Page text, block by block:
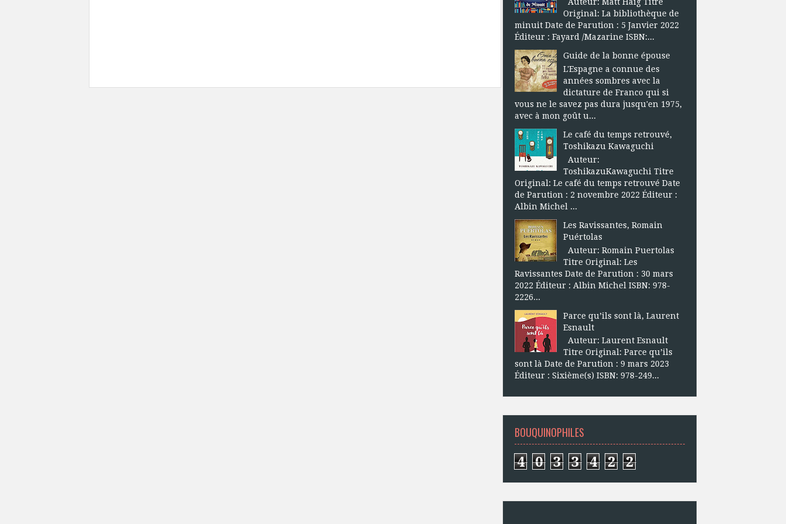
Original: La bibliothèque de
minuit Date de Parution : 5 Janvier 2022
Éditeur : Fayard /Mazarine ISBN:...
Guide de la bonne épouse
L'Espagne a connue des
années sombres avec la
dictature de Franco qui si
vous ne le savez pas dura jusqu'en 1975,
avec à mon goût u...
Le café du temps retrouvé,
Toshikazu Kawaguchi
Auteur:
ToshikazuKawaguchi Titre
Original: Le café du temps retrouvé Date
de Parution : 2 novembre 2022 Éditeur :
Albin Michel ...
Les Ravissantes, Romain
Puértolas
Auteur: Romain Puertolas
Titre Original: Les
Ravissantes Date de Parution : 30 mars
2022 Éditeur : Albin Michel ISBN: 978-
2226...
Parce qu’ils sont là, Laurent
Esnault
Auteur: Laurent Esnault
Titre Original: Parce qu’ils
sont là Date de Parution : 9 mars 2023
Éditeur : Sixième(s) ISBN: 978-249...
BOUQUINOPHILES
4 0 3 3 4 2 2